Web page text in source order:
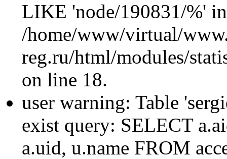
LIKE 'node/190831/%' in
/home/www/virtual/
reg.ru/html/modules/
on line 18.
user warning: Table
exist query: SELECT
a.uid, u.name FROM